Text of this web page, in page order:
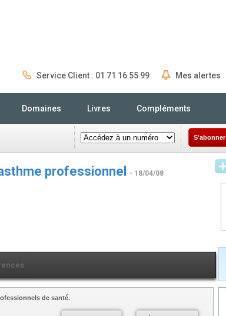
Service Client : 01 71 16 55 99 Mes alertes
Domaines Livres Compléments
S'abonner
professionnel - 18/04/08
de santé.